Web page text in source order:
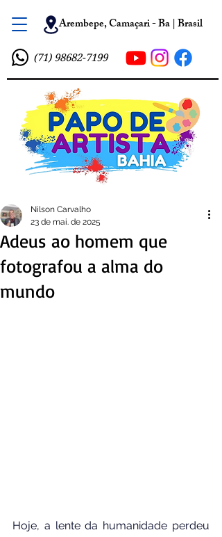
Arembepe, Camaçari - Ba | Brasil
(71) 98682-7199
Adeus ao homem que
fotografou a alma do
mundo
Nilson Carvalho
23 de mai. de 2025
Hoje, a lente da humanidade perdeu